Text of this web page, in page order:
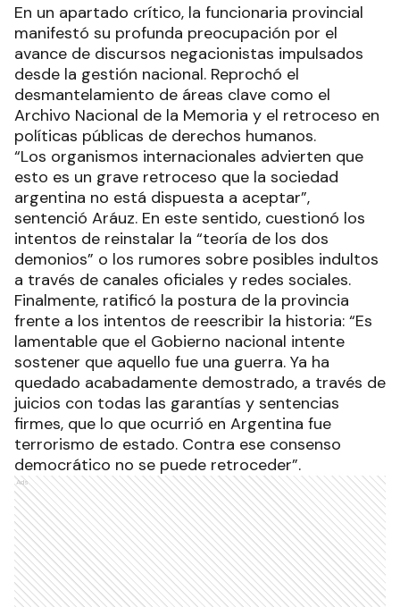
En un apartado crítico, la funcionaria provincial
manifestó su profunda preocupación por el
avance de discursos negacionistas impulsados
desde la gestión nacional. Reprochó el
desmantelamiento de áreas clave como el
Archivo Nacional de la Memoria y el retroceso en
políticas públicas de derechos humanos.
“Los organismos internacionales advierten que
esto es un grave retroceso que la sociedad
argentina no está dispuesta a aceptar”,
sentenció Aráuz. En este sentido, cuestionó los
intentos de reinstalar la “teoría de los dos
demonios” o los rumores sobre posibles indultos
a través de canales oficiales y redes sociales.
Finalmente, ratificó la postura de la provincia
frente a los intentos de reescribir la historia: “Es
lamentable que el Gobierno nacional intente
sostener que aquello fue una guerra. Ya ha
quedado acabadamente demostrado, a través de
juicios con todas las garantías y sentencias
firmes, que lo que ocurrió en Argentina fue
terrorismo de estado. Contra ese consenso
democrático no se puede retroceder”.
Ads